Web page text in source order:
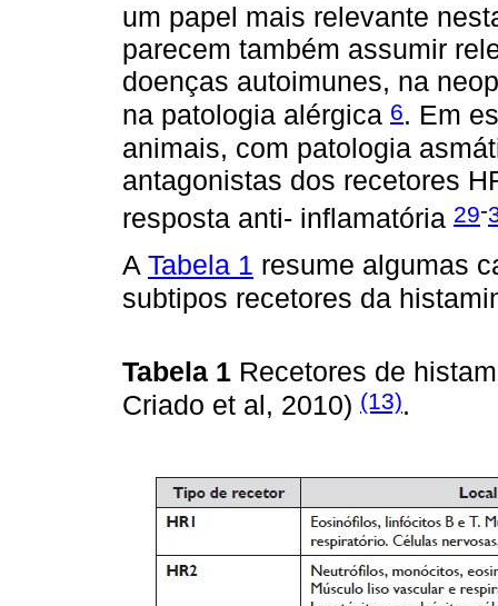
um papel mais relevante
parecem também assumir
doenças autoimunes, na
na patologia alérgica 6. Em
animais, com patologia
antagonistas dos recetores
resposta anti- inflamatória 29-
A Tabela 1 resume algumas
subtipos recetores da
Tabela 1 Recetores de
Criado et al, 2010) (13).